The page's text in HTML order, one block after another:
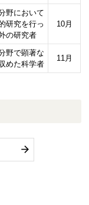
野において
研究を行っ
の研究者
10月
野で顕著な
めた科学者
11月